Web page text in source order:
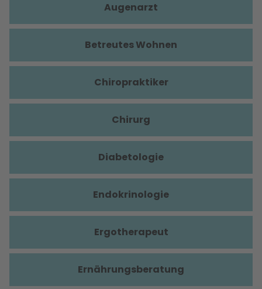
Augenarzt
Betreutes Wohnen
Chiropraktiker
Chirurg
Diabetologie
Endokrinologie
Ergotherapeut
Ernährungsberatung